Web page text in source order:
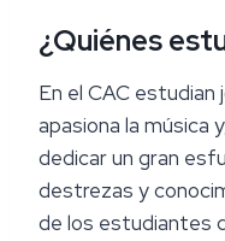
¿Quiénes
En el CAC estudian
apasiona la música
dedicar un gran
destrezas y
de los estudiantes